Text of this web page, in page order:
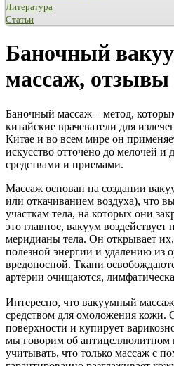
Литература
Статьи
Баночный
массаж, отзывы
Баночный массаж – метод,
китайские врачеватели для
Китае и во всем мире он
искусство отточено до мелочей
средствами и приемами.
Массаж основан на создании
или откачиванием воздуха), что
участкам тела, на которых они
это главное, вакуум воздействует
меридианы тела. Он открывает их,
полезной энергии и удалению из
вредоносной. Ткани
артерии очищаются,
Интересно, что вакуумный
средством для омоложения кожи.
поверхности и купирует
мы говорим об антицеллюлитном
учитывать, что только массаж с